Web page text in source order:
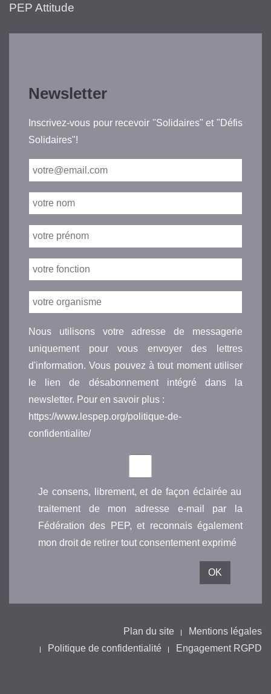
PEP Attitude
Newsletter
Inscrivez-vous pour recevoir "Solidaires" et "Défis
Solidaires"!
Nous utilisons votre adresse de messagerie
uniquement pour vous envoyer des lettres
d'information. Vous pouvez à tout moment utiliser
le lien de désabonnement intégré dans la
newsletter. Pour en savoir plus :
https://www.lespep.org/politique-de-
confidentialite/
Je consens, librement, et de façon éclairée au
traitement de mon adresse e-mail par la
Fédération des PEP, et reconnais également
mon droit de retirer tout consentement exprimé
Plan du site
Mentions légales
Politique de confidentialité
Engagement RGPD